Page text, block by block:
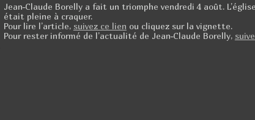
Jean-Claude Borelly a fait un triomphe vendredi 4 août. L’église
était pleine à craquer.
Pour lire l’article, suivez ce lien ou cliquez sur la vignette.
Pour rester informé de l’actualité de Jean-Claude Borelly,